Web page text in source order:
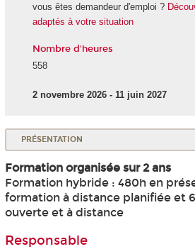
vous êtes demandeur d'emploi ?
adaptés à votre situation
Nombre d'heures
558
2 novembre 2026 - 11 juin 2027
PRÉSENTATION
Formation organisée sur 2 ans
Formation hybride : 480h en
formation à distance planifiée et
ouverte et à distance
Responsable